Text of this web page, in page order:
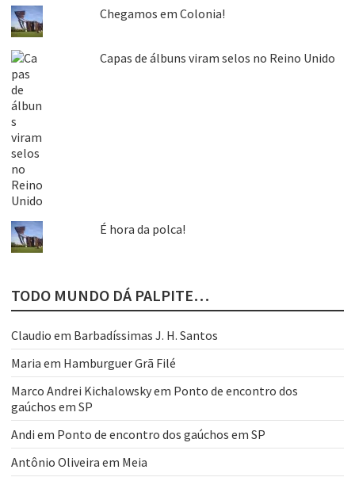
Chegamos em Colonia!
Capas de álbuns viram selos no Reino Unido
É hora da polca!
TODO MUNDO DÁ PALPITE…
Claudio em Barbadíssimas J. H. Santos
Maria em Hamburguer Grã Filé
Marco Andrei Kichalowskyem Ponto de encontro dos
gaúchos em SP
Andi em Ponto de encontro dos gaúchos em SP
Antônio Oliveira em Meia